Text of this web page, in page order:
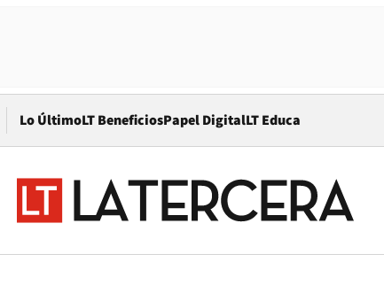
Lo ÚltimoLT BeneficiosPapel DigitalOpens in new window
LT Educa